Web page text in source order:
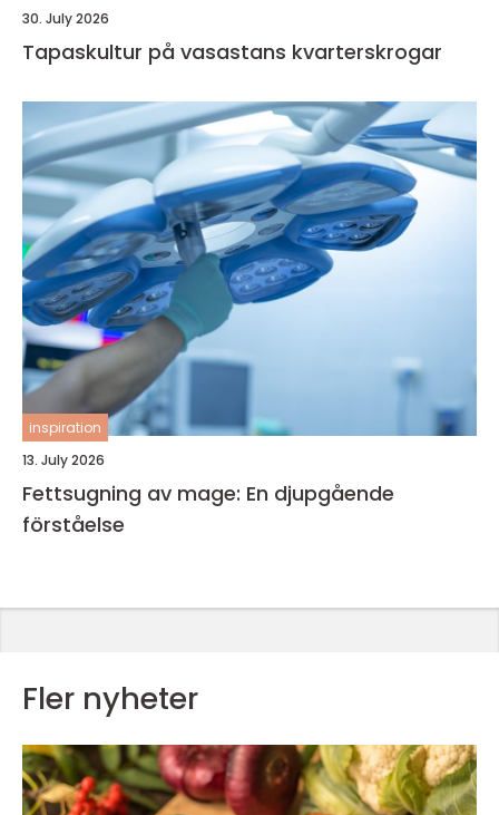
30. July 2026
Tapaskultur på vasastans kvarterskrogar
inspiration
13. July 2026
Fettsugning av mage: En djupgående
förståelse
Fler nyheter